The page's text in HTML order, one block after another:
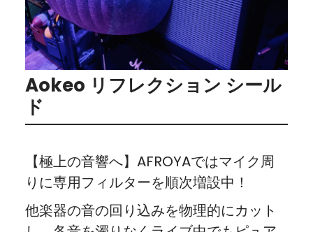
Aokeo リフレクション シール
ド
【極上の音響へ】AFROYAではマイク周
りに専用フィルターを順次増設中！
他楽器の音の回り込みを物理的にカット